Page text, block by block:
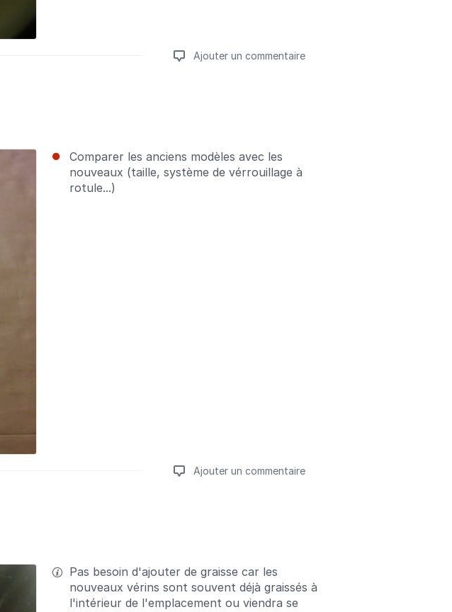
Ajouter un commentaire
Comparer les anciens modèles avec les
nouveaux (taille, système de vérrouillage à
rotule...)
Ajouter un commentaire
Pas besoin d'ajouter de graisse car les
nouveaux vérins sont souvent déjà graissés à
l'intérieur de l'emplacement ou viendra se